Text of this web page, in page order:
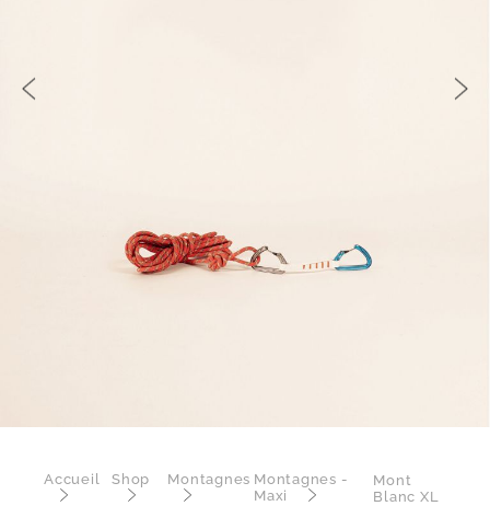
Accueil Shop Montagnes Montagnes -
Maxi
Mont
Blanc XL